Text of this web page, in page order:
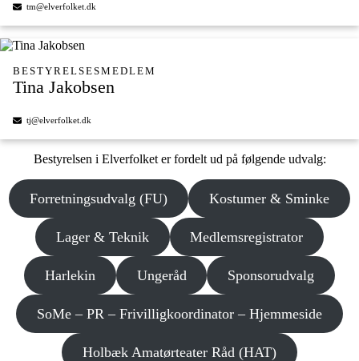
tm@elverfolket.dk
BESTYRELSESMEDLEM
Tina Jakobsen
tj@elverfolket.dk
Bestyrelsen i Elverfolket er fordelt ud på følgende udvalg:
Forretningsudvalg (FU) Kostumer & Sminke
Lager & Teknik Medlemsregistrator
Harlekin Ungeråd Sponsorudvalg
SoMe – PR – Frivilligkoordinator – Hjemmeside
Holbæk Amatørteater Råd (HAT)